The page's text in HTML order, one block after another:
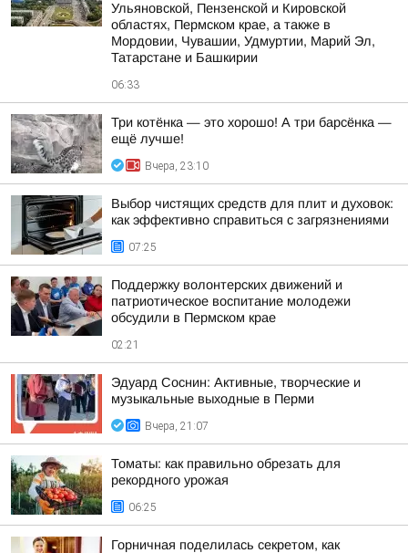
Ульяновской, Пензенской и Кировской
областях, Пермском крае, а также в
Мордовии, Чувашии, Удмуртии, Марий Эл,
Татарстане и Башкирии
06:33
Три котёнка — это хорошо! А три барсёнка —
ещё лучше!
Вчера, 23:10
Выбор чистящих средств для плит и духовок:
как эффективно справиться с загрязнениями
07:25
Поддержку волонтерских движений и
патриотическое воспитание молодежи
обсудили в Пермском крае
02:21
Эдуард Соснин: Активные, творческие и
музыкальные выходные в Перми
Вчера, 21:07
Томаты: как правильно обрезать для
рекордного урожая
06:25
Горничная поделилась секретом, как